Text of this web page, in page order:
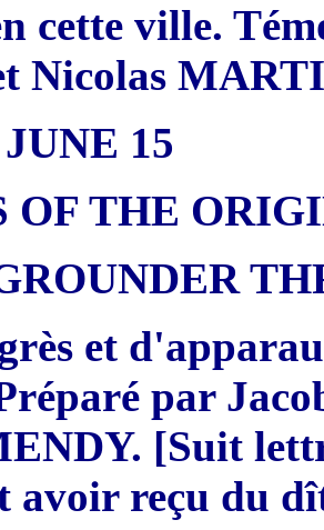
cette ville.
Nicolas
15
OF THE
et
par
[Suit
avoir reçu du